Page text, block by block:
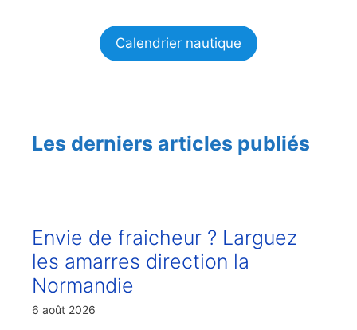
Calendrier nautique
Les derniers articles publiés
Envie de fraicheur ? Larguez
les amarres direction la
Normandie
6 août 2026